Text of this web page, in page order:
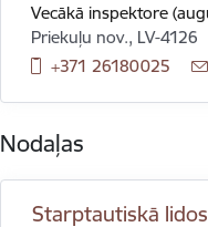
Vecākā inspektore
Priekuļu nov., LV-4126
+371 26180025
Nodaļas
Starptautiskā